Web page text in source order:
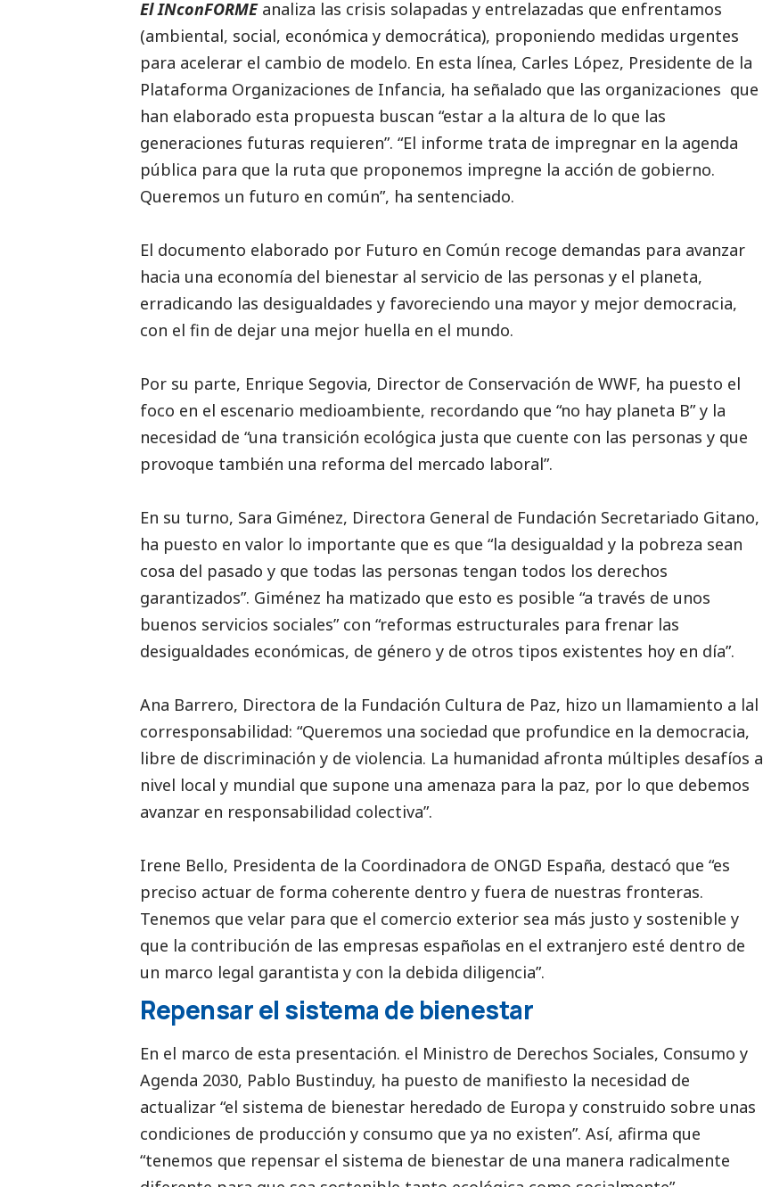
El INconFORMEanaliza las crisis solapadas y entrelazadas que enfrentamos
(ambiental, social, económica y democrática), proponiendo medidas urgentes
para acelerar el cambio de modelo. En esta línea, Carles López, Presidente de la
Plataforma Organizaciones de Infancia, ha señalado que las organizaciones que
han elaborado esta propuesta buscan “estar a la altura de lo que las
generaciones futuras requieren”. “El informe trata de impregnar en la agenda
pública para que la ruta que proponemos impregne la acción de gobierno.
Queremos un futuro en común”, ha sentenciado.
El documento elaborado por Futuro en Común recoge demandas para avanzar
hacia una economía del bienestar al servicio de las personas y el planeta,
erradicando las desigualdades y favoreciendo una mayor y mejor democracia,
con el fin de dejar una mejor huella en el mundo.
Por su parte, Enrique Segovia, Director de Conservación de WWF, ha puesto el
foco en el escenario medioambiente, recordando que “no hay planeta B” y la
necesidad de “una transición ecológica justa que cuente con las personas y que
provoque también una reforma del mercado laboral”.
En su turno, Sara Giménez, Directora General de Fundación Secretariado Gitano,
ha puesto en valor lo importante que es que “la desigualdad y la pobreza sean
cosa del pasado y que todas las personas tengan todos los derechos
garantizados”. Giménez ha matizado que esto es posible “a través de unos
buenos servicios sociales” con “reformas estructurales para frenar las
desigualdades económicas, de género y de otros tipos existentes hoy en día”.
Ana Barrero, Directora de la Fundación Cultura de Paz, hizo un llamamiento a lal
corresponsabilidad: “Queremos una sociedad que profundice en la democracia,
libre de discriminación y de violencia. La humanidad afronta múltiples desafíos a
nivel local y mundial que supone una amenaza para la paz, por lo que debemos
avanzar en responsabilidad colectiva”.
Irene Bello, Presidenta de la Coordinadora de ONGD España, destacó que “es
preciso actuar de forma coherente dentro y fuera de nuestras fronteras.
Tenemos que velar para que el comercio exterior sea más justo y sostenible y
que la contribución de las empresas españolas en el extranjero esté dentro de
un marco legal garantista y con la debida diligencia”.
Repensar el sistema de bienestar
En el marco de esta presentación. el Ministro de Derechos Sociales, Consumo y
Agenda 2030, Pablo Bustinduy, ha puesto de manifiesto la necesidad de
actualizar “el sistema de bienestar heredado de Europa y construido sobre unas
condiciones de producción y consumo que ya no existen”. Así, afirma que
“tenemos que repensar el sistema de bienestar de una manera radicalmente